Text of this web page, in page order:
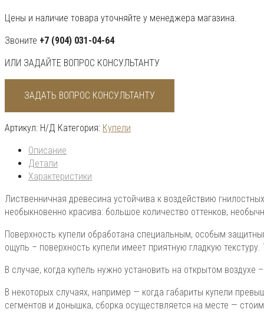
d=1,80
Цены и наличие товара уточняйте у менеджера магазина.
Звоните +7 (904) 031-04-64
ИЛИ ЗАДАЙТЕ ВОПРОС КОНСУЛЬТАНТУ
ЗАДАТЬ ВОПРОС КОНСУЛЬТАНТУ
Артикул: Н/Д Категория: Купели
Описание
Детали
Характеристики
Лиственничная древесина устойчива к воздействию
необыкновенно красива: большое количество оттенков,
Поверхность купели обработана специальным, особым
ощупь – поверхность купели имеет приятную гладкую
В случае, когда купель нужно установить на открытом
В некоторых случаях, например — когда габариты купели
сегментов и донышка, сборка осуществляется на месте —